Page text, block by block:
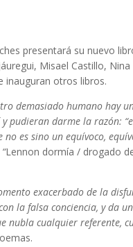
presentará su nuevo
Misael Castillo,
inauguran otros libros.
demasiado humano hay
darme la razón:
es sino un equívoco,
Lennon dormía / drogado
exacerbado de la
la falsa conciencia, y da
cualquier referente,